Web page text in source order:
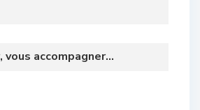
accompagner...